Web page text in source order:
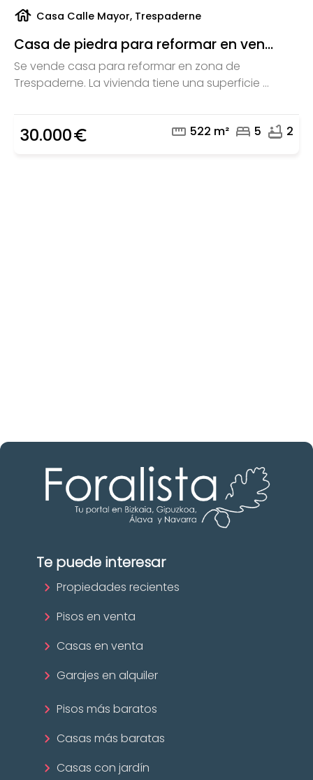
house Casa Calle Mayor, Trespaderne
Casa de piedra para reformar en ven...
Se vende casa para reformar en zona de
Trespaderne. La vivienda tiene una superficie ...
30.000euro_symbol straighten 522 m² bed 5 bathtub 2
Te puede interesar
Propiedades recientes
Pisos en venta
Casas en venta
Garajes en alquiler
Pisos más baratos
Casas más baratas
Casas con jardín